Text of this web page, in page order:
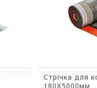
Стрічка для
180Х5000мм